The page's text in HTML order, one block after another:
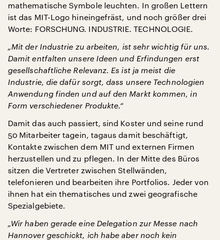
mathematische Symbole leuchten. In großen Lettern
ist das MIT-Logo hineingefräst, und noch größer drei
Worte: FORSCHUNG. INDUSTRIE. TECHNOLOGIE.
„Mit der Industrie zu arbeiten, ist sehr wichtig für uns.
Damit entfalten unsere Ideen und Erfindungen erst
gesellschaftliche Relevanz. Es ist ja meist die
Industrie, die dafür sorgt, dass unsere Technologien
Anwendung finden und auf den Markt kommen, in
Form verschiedener Produkte.“
Damit das auch passiert, sind Koster und seine rund
50 Mitarbeiter tagein, tagaus damit beschäftigt,
Kontakte zwischen dem MIT und externen Firmen
herzustellen und zu pflegen. In der Mitte des Büros
sitzen die Vertreter zwischen Stellwänden,
telefonieren und bearbeiten ihre Portfolios. Jeder von
ihnen hat ein thematisches und zwei geografische
Spezialgebiete.
„Wir haben gerade eine Delegation zur Messe nach
Hannover geschickt, ich habe aber noch kein